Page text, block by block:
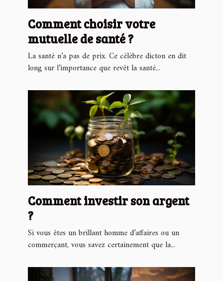
Comment choisir votre
mutuelle de santé ?
La santé n’a pas de prix. Ce célèbre dicton en dit
long sur l’importance que revêt la santé...
Comment investir son argent
?
Si vous êtes un brillant homme d’affaires ou un
commerçant, vous savez certainement que la...